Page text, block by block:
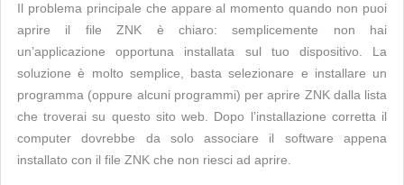
Il problema principale che appare al momento quando non puoi
aprire il file ZNK è chiaro: semplicemente non hai
un’applicazione opportuna installata sul tuo dispositivo. La
soluzione è molto semplice, basta selezionare e installare un
programma (oppure alcuni programmi) per aprire ZNK dalla lista
che troverai su questo sito web. Dopo l’installazione corretta il
computer dovrebbe da solo associare il software appena
installato con il file ZNK che non riesci ad aprire.